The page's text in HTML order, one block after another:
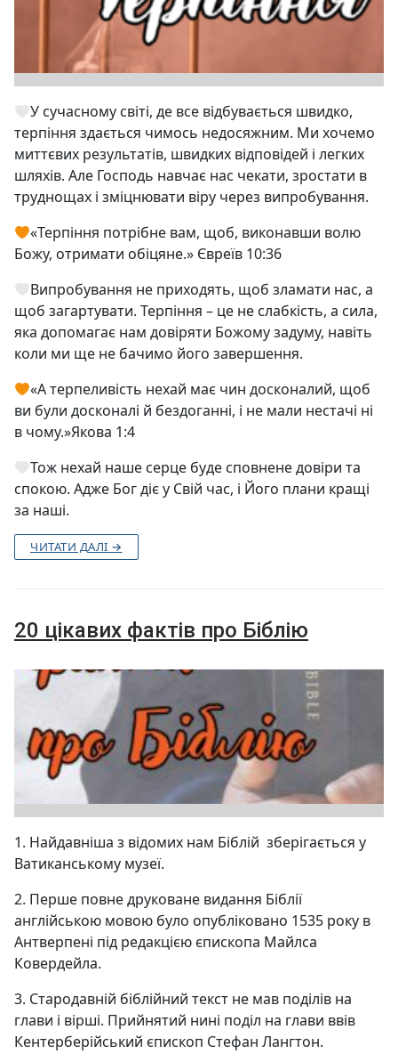
У сучасному світі, де все відбувається швидко,
терпіння здається чимось недосяжним. Ми хочемо
миттєвих результатів, швидких відповідей і легких
шляхів. Але Господь навчає нас чекати, зростати в
труднощах і зміцнювати віру через випробування.
«Терпіння потрібне вам, щоб, виконавши волю
Божу, отримати обіцяне.» Євреїв 10:36
Випробування не приходять, щоб зламати нас, а
щоб загартувати. Терпіння – це не слабкість, а сила,
яка допомагає нам довіряти Божому задуму, навіть
коли ми ще не бачимо його завершення.
«А терпеливість нехай має чин досконалий, щоб
ви були досконалі й бездоганні, і не мали нестачі ні
в чому.»Якова 1:4
Тож нехай наше серце буде сповнене довіри та
спокою. Адже Бог діє у Свій час, і Його плани кращі
за наші.
ЧИТАТИ ДАЛІ →
20 цікавих фактів про Біблію
1. Найдавніша з відомих нам Біблій зберігається у
Ватиканському музеї.
2. Перше повне друковане видання Біблії
англійською мовою було опубліковано 1535 року в
Антверпені під редакцією єпископа Майлса
Ковердейла.
3. Стародавній біблійний текст не мав поділів на
глави і вірші. Прийнятий нині поділ на глави ввів
Кентерберійський єпископ Стефан Лангтон.